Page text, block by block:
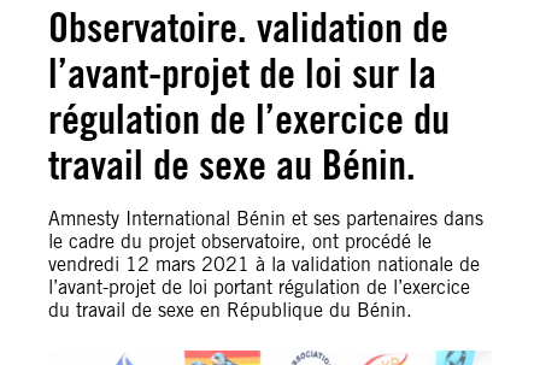
Observatoire. validation de
l’avant-projet de loi sur la
régulation de l’exercice du
travail de sexe au Bénin.
Amnesty International Bénin et ses partenaires dans
le cadre du projet observatoire, ont procédé le
vendredi 12 mars 2021 à la validation nationale de
l’avant-projet de loi portant régulation de l’exercice
du travail de sexe en République du Bénin.